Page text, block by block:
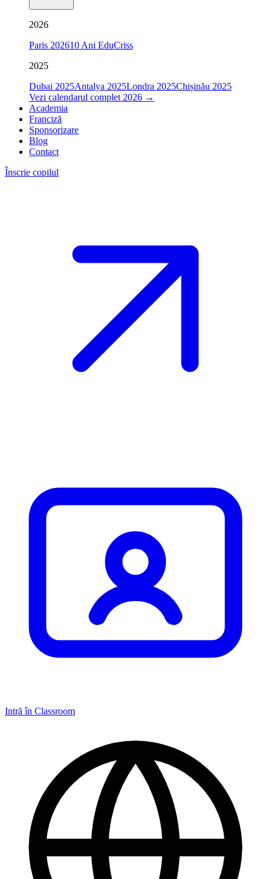
2026
Paris 202610 Ani EduCriss
2025
Dubai 2025Antalya 2025Londra 2025Chișinău 2025
Vezi calendarul complet 2026 →
Academia
Franciză
Sponsorizare
Blog
Contact
Înscrie copilul
Intră în Classroom